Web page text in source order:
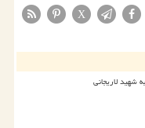
X
شهید لاریجانی